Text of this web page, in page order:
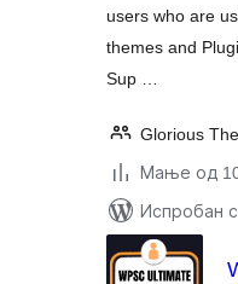
users who are
themes and
Sup …
Glorious
Мање од
Испробан